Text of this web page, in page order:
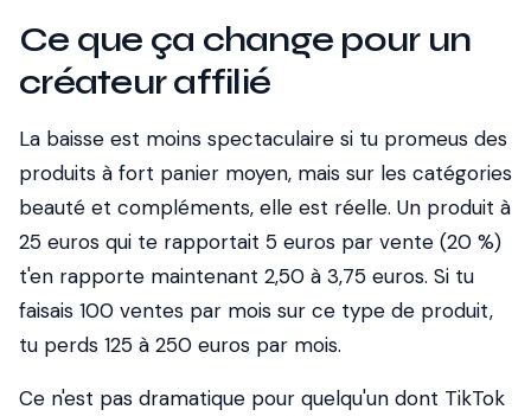
Ce que ça change pour un
créateur affilié
La baisse est moins spectaculaire si tu promeus des
produits à fort panier moyen, mais sur les catégories
beauté et compléments, elle est réelle. Un produit à
25 euros qui te rapportait 5 euros par vente (20 %)
t'en rapporte maintenant 2,50 à 3,75 euros. Si tu
faisais 100 ventes par mois sur ce type de produit,
tu perds 125 à 250 euros par mois.
Ce n'est pas dramatique pour quelqu'un dont TikTok